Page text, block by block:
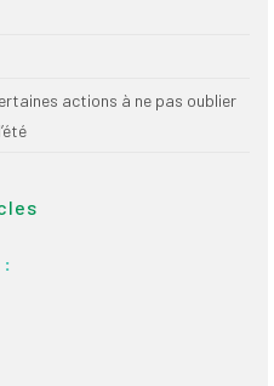
actions à ne pas oublier